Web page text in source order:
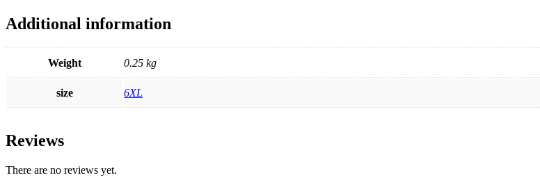
Additional information
Weight 0.25 kg
size 6XL
Reviews
There are no reviews yet.